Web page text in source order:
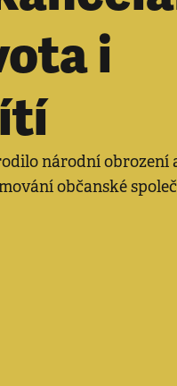
i
národní obrození
občanské